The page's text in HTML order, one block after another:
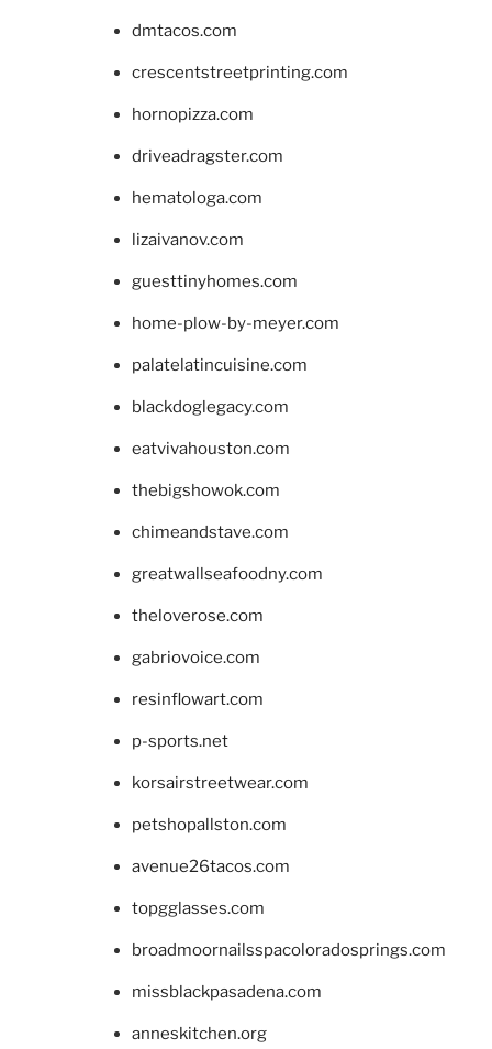
dmtacos.com
crescentstreetprinting.com
hornopizza.com
driveadragster.com
hematologa.com
lizaivanov.com
guesttinyhomes.com
home-plow-by-meyer.com
palatelatincuisine.com
blackdoglegacy.com
eatvivahouston.com
thebigshowok.com
chimeandstave.com
greatwallseafoodny.com
theloverose.com
gabriovoice.com
resinflowart.com
p-sports.net
korsairstreetwear.com
petshopallston.com
avenue26tacos.com
topgglasses.com
broadmoornailsspacoloradosprings.com
missblackpasadena.com
anneskitchen.org